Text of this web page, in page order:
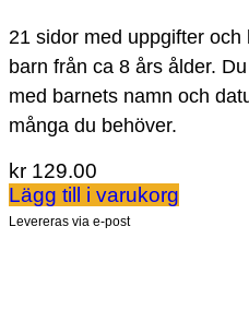
21 sidor med uppgifter
barn från ca 8 års ålder.
med barnets namn och
många du behöver.
kr 129.00
Lägg till i varukorg
Levereras via e-post